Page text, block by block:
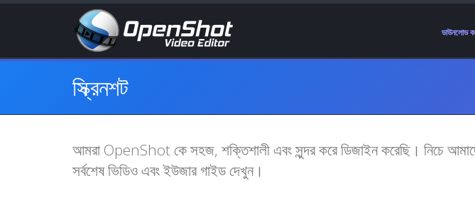
ডাউনলোড
স্ক্রিনশট
আমরা OpenShot কে সহজ, শক্তিশালী এবং সুন্দর করে ডিজাইন করেছি। নিচে
সর্বশেষ ভিডিও এবং ইউজার গাইড দেখুন।